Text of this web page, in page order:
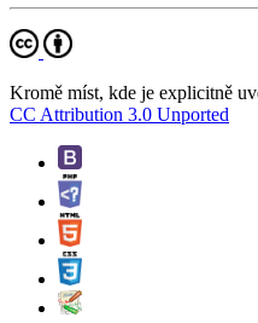
Kromě míst, kde je explicitně
CC Attribution 3.0 Unported